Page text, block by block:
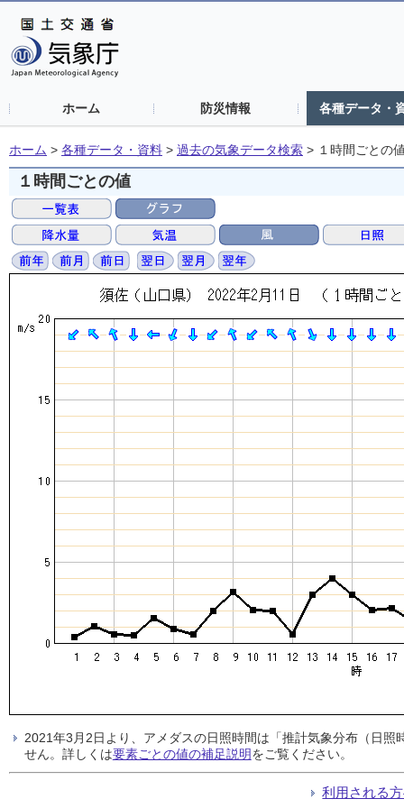
ホーム 防災情報 各種データ・
ホーム > 各種データ・資料 > 過去の気象データ検索 > １時間ごとの
１時間ごとの値
2021年3月2日より、アメダスの日照時間は「推計気象分布（日
せん。詳しくは要素ごとの値の補足説明をご覧ください。
利用される